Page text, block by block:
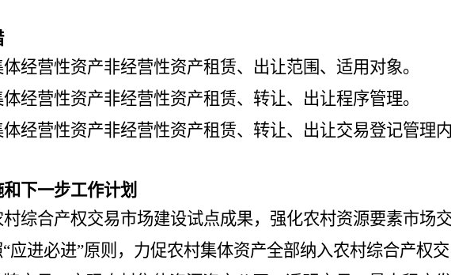
经营性资产非经营性资产租赁、出让范围、适用对象。
经营性资产非经营性资产租赁、转让、出让程序管理。
经营性资产非经营性资产租赁、转让、出让交易登记管理内
下一步工作计划
综合产权交易市场建设试点成果，强化农村资源要素市场交
“应进必进”原则，力促农村集体资产全部纳入农村综合产权交